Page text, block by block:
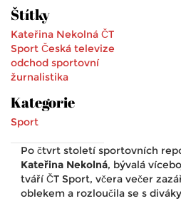
Štítky
Kateřina Nekolná ČT
Sport Česká televize
odchod sportovní
žurnalistika
Kategorie
Sport
Po čtvrt století sportovních
Kateřina Nekolná, bývalá
tváří ČT Sport, včera večer
oblekem a rozloučila se s